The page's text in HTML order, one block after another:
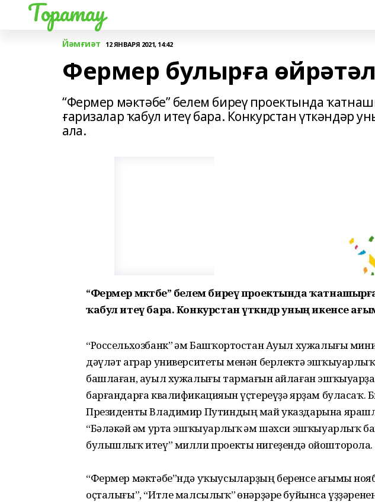
Торатау
Йәмғиәт 12 ЯНВАРЯ 2021, 14:42
Фермер булырға
“Фермер мәктәбе” белем биреү проектында
ғаризалар ҡабул итеү бара. Конкурстан үткәндәр
ала.
“Фермер мәктәбе” белем биреү проектында ҡатнашырға
ҡабул итеү бара. Конкурстан үткәндәр уның икенсе
“Россельхозбанк” һәм Башҡортостан Ауыл хужалығы
дәүләт аграр университеты менән берлектә
башлаған, ауыл хужалығы тармағын һайлаған
барғандарға квалификацияһын үҫтереүҙә ярҙам буласаҡ.
Президенты Владимир Путиндың май указдарына
“Бәләкәй һәм урта эшҡыуарлыҡ һәм шәхси эшҡыуарлыҡ
булышлыҡ итеү” милли проекты нигеҙендә ойошторола.
“Фермер мәктәбе”ндә уҡыусыларҙың беренсе ағымы
оҫталығы”, “Итле малсылыҡ” һөнәрҙәре буйынса